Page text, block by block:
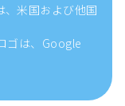
米国および他国
ゴは、Google